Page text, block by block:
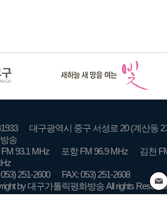
대구광역시 중구 서성로 20 (계산동 2
송
93.1 MHz
포항 FM 96.9 MHz
김천
251-2600
FAX: 053) 251-2608
by 대구가톨릭평화방송 All rights